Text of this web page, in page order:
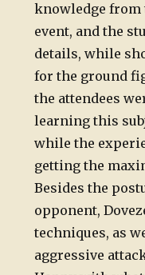
knowledge
event, and the
details, while
for the ground
the attendees
learning this
while the
getting the
Besides the
opponent,
techniques, as
aggressive